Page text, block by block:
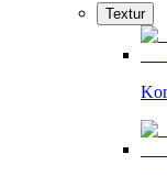
Textur